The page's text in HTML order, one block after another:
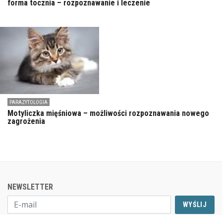
forma tocznia – rozpoznawanie i leczenie
PARAZYTOLOGIA
Motyliczka mięśniowa – możliwości rozpoznawania nowego
zagrożenia
NEWSLETTER
WYŚLIJ